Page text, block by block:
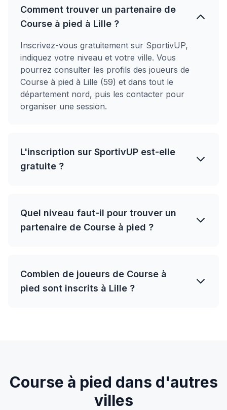
Comment trouver un partenaire de
Course à pied à Lille ?
Inscrivez-vous gratuitement sur SportivUP,
indiquez votre niveau et votre ville. Vous
pourrez consulter les profils des joueurs de
Course à pied à Lille (59) et dans tout le
département nord, puis les contacter pour
organiser une session.
L'inscription sur SportivUP est-elle
gratuite ?
Quel niveau faut-il pour trouver un
partenaire de Course à pied ?
Combien de joueurs de Course à
pied sont inscrits à Lille ?
Course à pied dans d'autres
villes